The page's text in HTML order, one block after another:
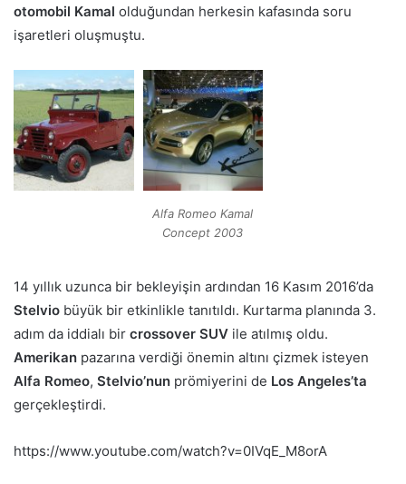
otomobil Kamal olduğundan herkesin kafasında soru
işaretleri oluşmuştu.
Alfa Romeo Kamal
Concept 2003
14 yıllık uzunca bir bekleyişin ardından 16 Kasım 2016’da
Stelvio büyük bir etkinlikle tanıtıldı. Kurtarma planında 3.
adım da iddialı bir crossover SUV ile atılmış oldu.
Amerikan pazarına verdiği önemin altını çizmek isteyen
Alfa Romeo, Stelvio’nun prömiyerini de Los Angeles’ta
gerçekleştirdi.
https://www.youtube.com/watch?v=0IVqE_M8orA